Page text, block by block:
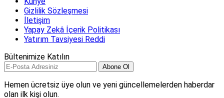
Gizlilik Sözleşmesi
İletişim
Yapay Zekâ İçerik Politikası
Yatırım Tavsiyesi Reddi
Bültenimize Katılın
Abone Ol
Hemen ücretsiz üye olun ve yeni güncellemelerden haberdar
olan ilk kişi olun.